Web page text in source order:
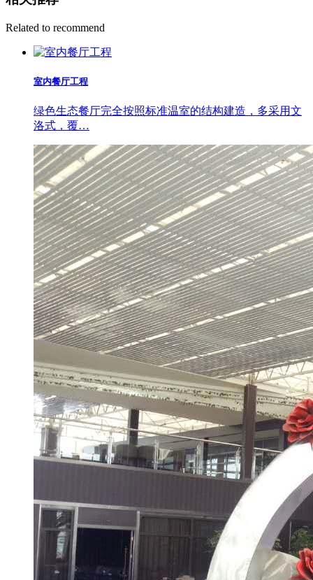
Related to recommend
室内餐厅工程
绿色生态餐厅完全按照标准温室的结构建造，多采用文
洛式，覆…